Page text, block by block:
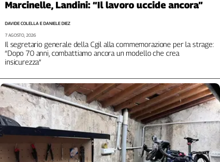
Cerca
Contatti
redazione
Newsletter
Marcinelle, Landini: “Il lavoro uccide ancora”
Il segretario generale della Cgil alla commemorazione per la strage:
“Dopo 70 anni, combattiamo ancora un modello che crea
insicurezza”
DAVIDE COLELLA E DANIELE DIEZ
7 AGOSTO, 2026